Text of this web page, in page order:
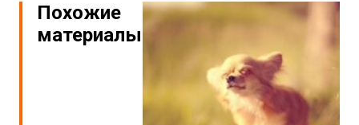
Похожие
материалы